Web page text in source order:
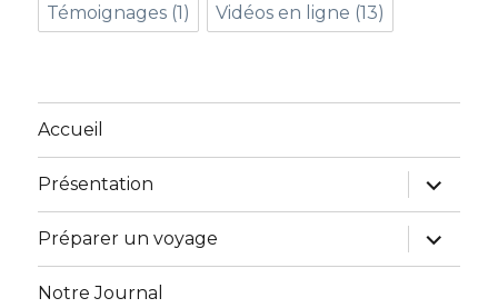
Témoignages (1) Vidéos en ligne (13)
Accueil
Présentation
ouvrir
le
sous-
menu
Préparer un voyage
ouvrir
le
sous-
Notre Journal